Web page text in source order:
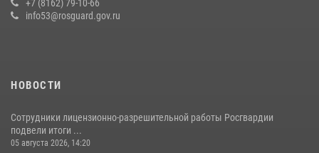
20 июля 2026, 15:10
+7 (8162) 79-10-66
info53@rosguard.gov.ru
НОВОСТИ
Сотрудники лицензионно-разрешительной работы Росгвардии
подвели итоги ...
05 августа 2026, 14:20